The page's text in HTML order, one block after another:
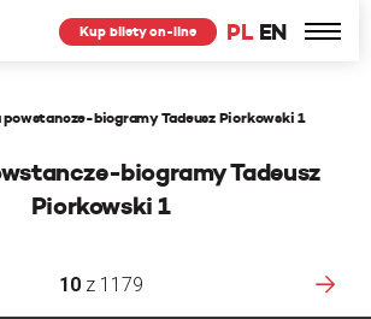
PL EN
Kup bilety on-line
biogramy Tadeusz Piorkowski 1
biogramy Tadeusz
Piorkowski 1
10 z 1179